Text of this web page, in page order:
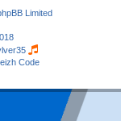
Limited
Code